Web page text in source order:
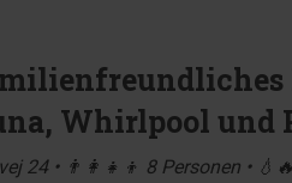
Whirlpool und
24 • 👨‍👩‍👧‍👦 8 Personen •